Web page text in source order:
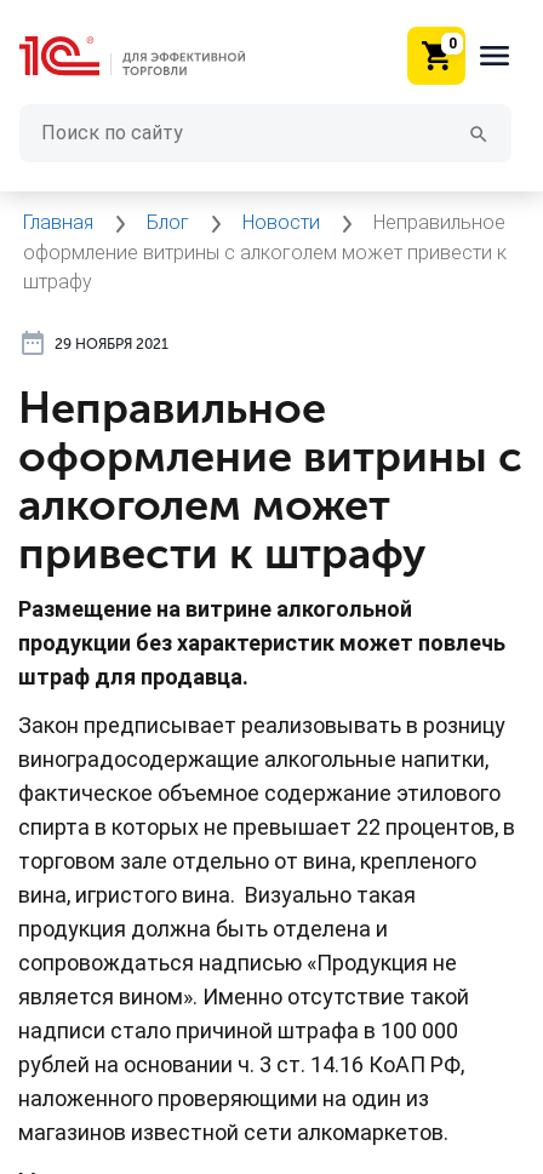
0
Главная Блог Новости
Неправильное
оформление витрины с алкоголем может привести к
штрафу
29 НОЯБРЯ 2021
Неправильное
оформление витрины с
алкоголем может
привести к штрафу
Размещение на витрине алкогольной
продукции без характеристик может повлечь
штраф для продавца.
Закон предписывает реализовывать в розницу
виноградосодержащие алкогольные напитки,
фактическое объемное содержание этилового
спирта в которых не превышает 22 процентов, в
торговом зале отдельно от вина, крепленого
вина, игристого вина. Визуально такая
продукция должна быть отделена и
сопровождаться надписью «Продукция не
является вином». Именно отсутствие такой
надписи стало причиной штрафа в 100 000
рублей на основании ч. 3 ст. 14.16 КоАП РФ,
наложенного проверяющими на один из
магазинов известной сети алкомаркетов.